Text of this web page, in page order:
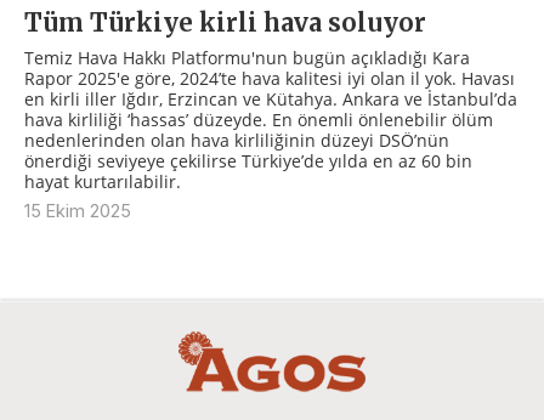
Tüm Türkiye kirli hava soluyor
Temiz Hava Hakkı Platformu'nun bugün açıkladığı Kara
Rapor 2025'e göre, 2024’te hava kalitesi iyi olan il yok. Havası
en kirli iller Iğdır, Erzincan ve Kütahya. Ankara ve İstanbul’da
hava kirliliği ‘hassas’ düzeyde. En önemli önlenebilir ölüm
nedenlerinden olan hava kirliliğinin düzeyi DSÖ’nün
önerdiği seviyeye çekilirse Türkiye’de yılda en az 60 bin
hayat kurtarılabilir.
15 Ekim 2025